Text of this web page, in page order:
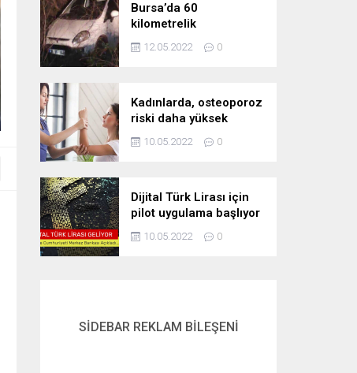
Bursa’da 60
kilometrelik
kovalamaca!
12.05.2022 0
Kadınlarda, osteoporoz
riski daha yüksek
10.05.2022 0
Dijital Türk Lirası için
pilot uygulama başlıyor
10.05.2022 0
SİDEBAR REKLAM BİLEŞENİ